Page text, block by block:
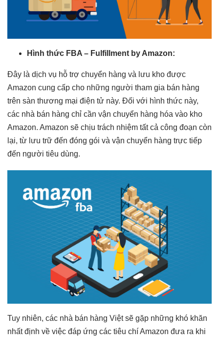
Hình thức FBA – Fulfillment by Amazon:
Đây là dịch vụ hỗ trợ chuyển hàng và lưu kho được
Amazon cung cấp cho những người tham gia bán hàng
trên sàn thương mại điện tử này. Đối với hình thức này,
các nhà bán hàng chỉ cần vận chuyển hàng hóa vào kho
Amazon. Amazon sẽ chịu trách nhiệm tất cả công đoạn còn
lại, từ lưu trữ đến đóng gói và vận chuyển hàng trực tiếp
đến người tiêu dùng.
Tuy nhiên, các nhà bán hàng Việt sẽ gặp những khó khăn
nhất định về việc đáp ứng các tiêu chí Amazon đưa ra khi